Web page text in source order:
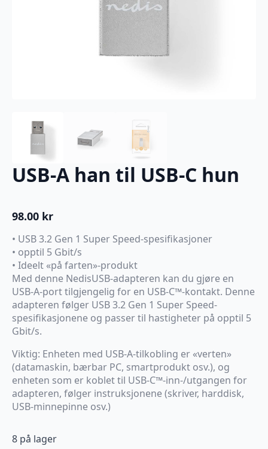
USB-A han til USB-C hun
98.00 kr
• USB 3.2 Gen 1 Super Speed-spesifikasjoner
• opptil 5 Gbit/s
• Ideelt «på farten»-produkt
Med denne NedisUSB-adapteren kan du gjøre en
USB-A-port tilgjengelig for en USB-C™-kontakt. Denne
adapteren følger USB 3.2 Gen 1 Super Speed-
spesifikasjonene og passer til hastigheter på opptil 5
Gbit/s.
Viktig: Enheten med USB-A-tilkobling er «verten»
(datamaskin, bærbar PC, smartprodukt osv.), og
enheten som er koblet til USB-C™-inn-/utgangen for
adapteren, følger instruksjonene (skriver, harddisk,
USB-minnepinne osv.)
8 på lager